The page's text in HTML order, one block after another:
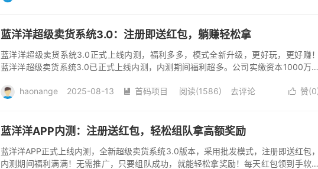
蓝洋洋超级卖货系统3.0：注册即送红包，躺赚轻松拿
蓝洋洋超级卖货系统3.0正式上线内测，福利多多，模式全新升级，更好玩，更好赚！
蓝洋洋超级卖货系统3.0已正式上线内测，内测期间福利超多。公司实缴资本1000万，
 赞(0
haonange 2025-08-13  首码项目 阅读(1586) 去评论
蓝洋洋APP内测：注册送红包，轻松组队拿高额奖励
蓝洋洋APP正式上线内测，全新超级卖货系统3.0版本，采用批发模式，注册即送红包，
内测期间福利满满！无需推广，只要组队成功，就能轻松拿奖励！每天红包领到手软！